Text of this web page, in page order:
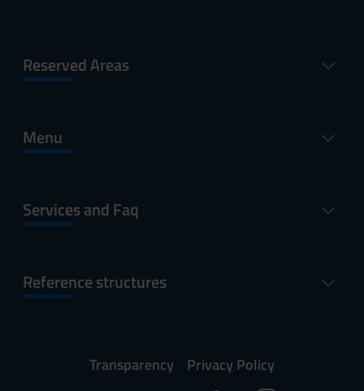
Reserved Areas
Menu
Services and Faq
Reference structures
Transparency
Privacy Policy